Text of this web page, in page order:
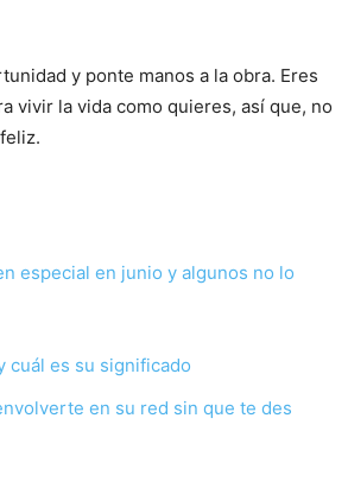
y ponte manos a la obra. Eres
vivir la vida como quieres, así que, no
especial en junio y algunos no lo
cuál es su significado
en su red sin que te des